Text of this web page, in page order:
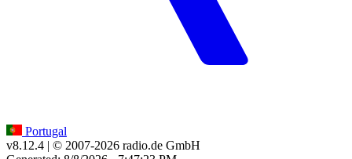
Portugal
v8.12.4 | © 2007-2026 radio.de GmbH